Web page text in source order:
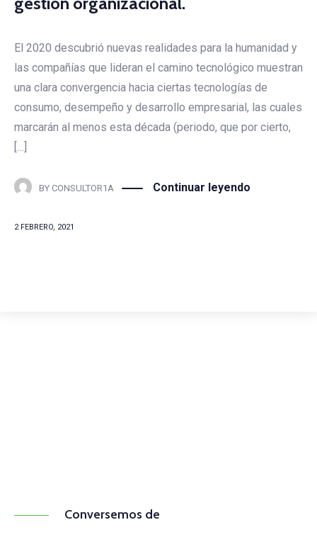
El 2020 descubrió nuevas realidades para la humanidad y
las compañías que lideran el camino tecnológico muestran
una clara convergencia hacia ciertas tecnologías de
consumo, desempeño y desarrollo empresarial, las cuales
marcarán al menos esta década (periodo, que por cierto,
[…]
BY CONSULTOR1A Continuar leyendo
2 FEBRERO, 2021
Conversemos de